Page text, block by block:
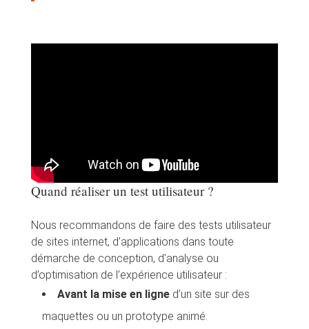
Quand réaliser un test utilisateur ?
Nous recommandons de faire des tests utilisateur
de sites internet, d’applications dans toute
démarche de conception, d’analyse ou
d’optimisation de l’expérience utilisateur :
Avant la mise en ligned’un site sur des
maquettes ou un prototype animé.